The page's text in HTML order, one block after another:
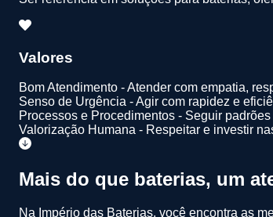
Valores
Bom Atendimento - Atender com empatia,
Senso de Urgência - Agir com rapidez e
Processos e Procedimentos - Seguir
Valorização Humana - Respeitar e investir
Mais do que baterias, um
Na Império das Baterias, você encontra as